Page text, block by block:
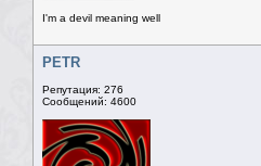
I'm a devil meaning well
PETR
Репутация: 276
Сообщений: 4600